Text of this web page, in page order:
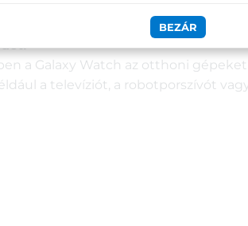
rá kell helyezned a vezeték
a Galaxy Watch az otthoni
a televíziót, a robotporszívót
BEZÁR